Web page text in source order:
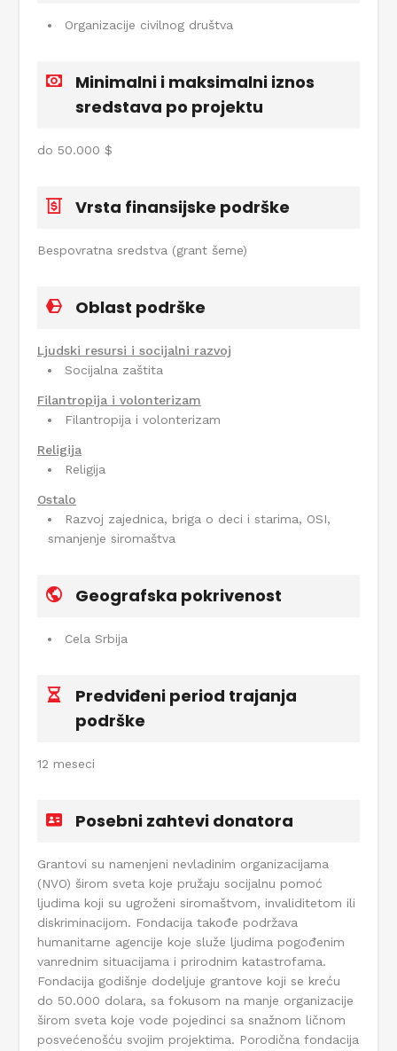
Organizacije civilnog društva
Minimalni i maksimalni iznos
sredstava po projektu
do 50.000 $
Vrsta finansijske podrške
Bespovratna sredstva (grant šeme)
Oblast podrške
Ljudski resursi i socijalni razvoj
Socijalna zaštita
Filantropija i volonterizam
Filantropija i volonterizam
Religija
Religija
Ostalo
Razvoj zajednica, briga o deci i starima, OSI,
smanjenje siromaštva
Geografska pokrivenost
Cela Srbija
Predviđeni period trajanja
podrške
12 meseci
Posebni zahtevi donatora
Grantovi su namenjeni nevladinim organizacijama
(NVO) širom sveta koje pružaju socijalnu pomoć
ljudima koji su ugroženi siromaštvom, invaliditetom ili
diskriminacijom. Fondacija takođe podržava
humanitarne agencije koje služe ljudima pogođenim
vanrednim situacijama i prirodnim katastrofama.
Fondacija godišnje dodeljuje grantove koji se kreću
do 50.000 dolara, sa fokusom na manje organizacije
širom sveta koje vode pojedinci sa snažnom ličnom
posvećenošću svojim projektima. Porodična fondacija